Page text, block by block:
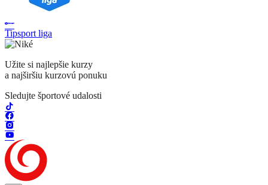
Tipsport liga
Užite si najlepšie kurzy
a najširšiu kurzovú ponuku
Sledujte športové udalosti